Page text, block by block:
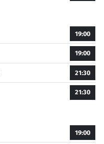
19:00
19:00
21:30
21:30
19:00